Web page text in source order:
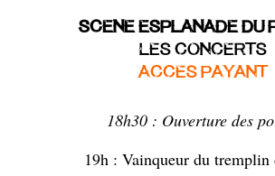
SCENE ESPLANADE DU
LES CONCERTS
ACCES PAYANT
18h30 : Ouverture des
19h : Vainqueur du